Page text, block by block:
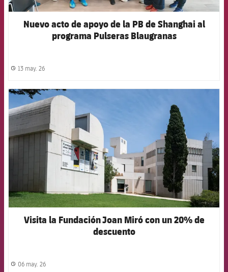
Nuevo acto de apoyo de la PB de Shanghai al
programa Pulseras Blaugranas
label.share.clock
13 may. 26
Visita la Fundación Joan Miró con un 20% de
descuento
label.share.clock
06 may. 26